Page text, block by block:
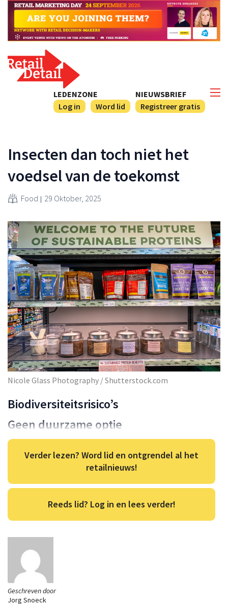
NIEUWSBRIEF
Registreer gratis
LEDENZONE
Log in
Word lid
Geschreven door
Jorg Snoeck
Insecten dan toch niet het
voedsel van de toekomst
Food 29 Oktober, 2025
Nicole Glass Photography / Shutterstock.com
Biodiversiteitsrisico’s
Geen duurzame optie
Verder lezen? Word lid en ontgrendel al het
retailnieuws!
Reeds lid? Log in en lees verder!